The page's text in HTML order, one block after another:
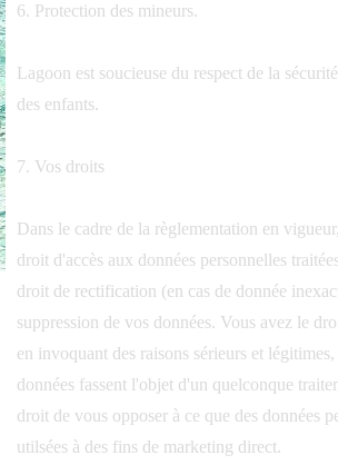
6. Protection des mineurs.
Lagoon est soucieuse du respect de la
des enfants.
7. Vos droits
Dans le cadre de la règlementation en
droit d'accès aux données personnelles
droit de rectification (en cas de donnée
suppression de vos données. Vous avez le
en invoquant des raisons sérieurs et
données fassent l'objet d'un quelconque
droit de vous opposer à ce que des données
utilsées à des fins de marketing direct.